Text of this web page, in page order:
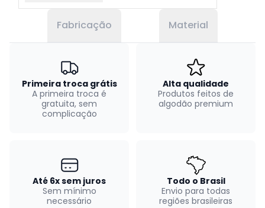
Fabricação Material
Primeira troca grátis
A primeira troca é
gratuita, sem
complicação
Alta qualidade
Produtos feitos de
algodão premium
Até 6x sem juros
Sem mínimo
necessário
Todo o Brasil
Envio para todas
regiões brasileiras